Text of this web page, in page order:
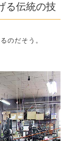
る伝統の技
のだそう。